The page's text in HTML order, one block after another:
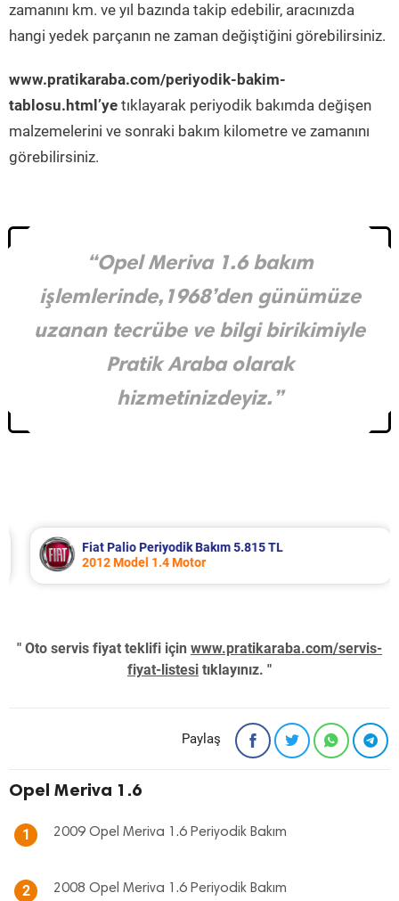
zamanını km. ve yıl bazında takip edebilir, aracınızda
hangi yedek parçanın ne zaman değiştiğini görebilirsiniz.
www.pratikaraba.com/periyodik-bakim-
tablosu.html’ye tıklayarak periyodik bakımda değişen
malzemelerini ve sonraki bakım kilometre ve zamanını
görebilirsiniz.
“Opel Meriva 1.6 bakım
işlemlerinde,1968’den günümüze
uzanan tecrübe ve bilgi birikimiyle
Pratik Araba olarak
hizmetinizdeyiz.”
Fiat Palio Periyodik Bakım 5.815 TL
2012 Model 1.4 Motor
" Oto servis fiyat teklifi için www.pratikaraba.com/servis-
fiyat-listesi tıklayınız. "
Paylaş
Opel Meriva 1.6
1 2009 Opel Meriva 1.6 Periyodik Bakım
2 2008 Opel Meriva 1.6 Periyodik Bakım